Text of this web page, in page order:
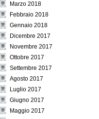
Marzo 2018
Febbraio 2018
Gennaio 2018
Dicembre 2017
Novembre 2017
Ottobre 2017
Settembre 2017
Agosto 2017
Luglio 2017
Giugno 2017
Maggio 2017